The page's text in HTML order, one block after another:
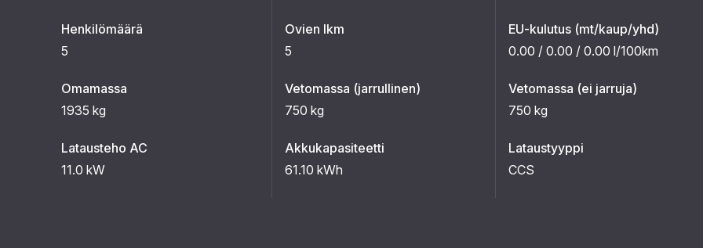
Henkilömäärä
5
Ovien lkm
5
EU-kulutus (mt/kaup/yhd)
0.00 / 0.00 / 0.00 l/100km
Omamassa
1935 kg
Vetomassa (jarrullinen)
750 kg
Vetomassa (ei jarruja)
750 kg
Latausteho AC
11.0 kW
Akkukapasiteetti
61.10 kWh
Lataustyyppi
CCS